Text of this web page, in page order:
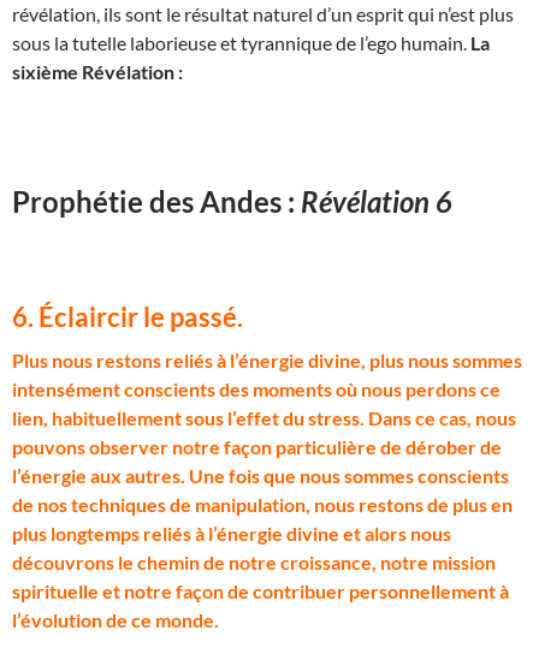
révélation, ils sont le résultat naturel d’un esprit qui n’est plus
sous la tutelle laborieuse et tyrannique de l’ego humain. La
sixième Révélation :
Prophétie des Andes : Révélation 6
6. Éclaircir le passé.
Plus nous restons reliés à l’énergie divine, plus nous sommes
intensément conscients des moments où nous perdons ce
lien, habituellement sous l’effet du stress. Dans ce cas, nous
pouvons observer notre façon particulière de dérober de
l’énergie aux autres. Une fois que nous sommes conscients
de nos techniques de manipulation, nous restons de plus en
plus longtemps reliés à l’énergie divine et alors nous
découvrons le chemin de notre croissance, notre mission
spirituelle et notre façon de contribuer personnellement à
l’évolution de ce monde.